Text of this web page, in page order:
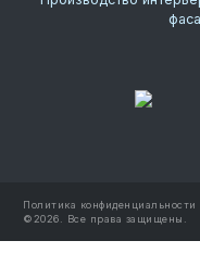
Политика конфиденциальности
©2026. Все права защищены.